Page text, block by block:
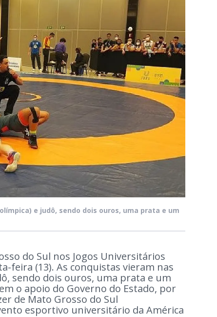
e judô, sendo dois ouros, uma prata e um
do Sul nos Jogos Universitários
feira (13). As conquistas vieram nas
sendo dois ouros, uma prata e um
o apoio do Governo do Estado, por
de Mato Grosso do Sul
esportivo universitário da América